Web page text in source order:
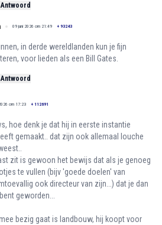
Antwoord
09 juni 2026 om 21:49 + 93243
in derde wereldlanden kun je fijn
voor lieden als een Bill Gates.
Antwoord
om 17:23 + 112691
hoe denk je dat hij in eerste instantie
gemaakt.. dat zijn ook allemaal louche
zit is gewoon het bewijs dat als je genoeg
te vullen (bijv 'goede doelen' van
ook directeur van zijn...) dat je dan
geworden...
bezig gaat is landbouw, hij koopt voor